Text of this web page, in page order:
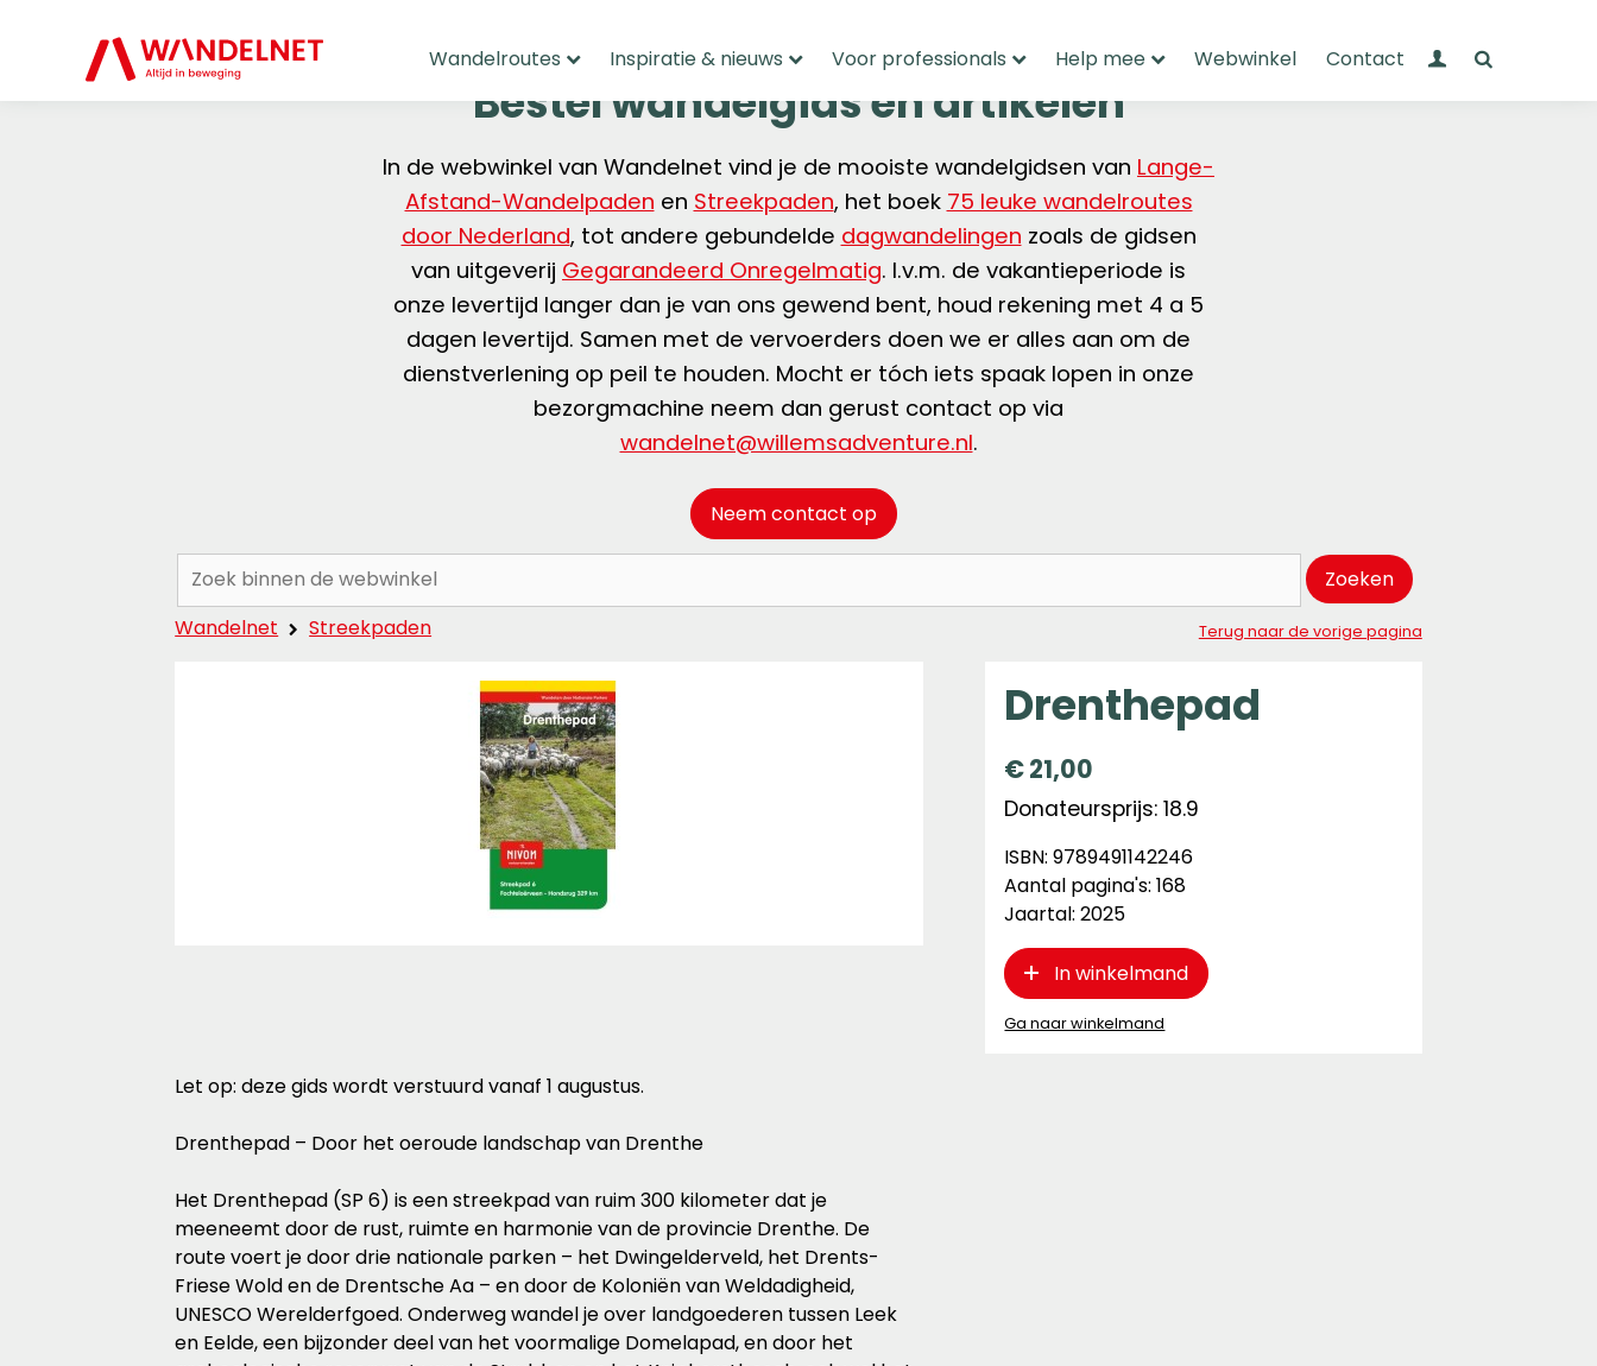
Wandelroutes Inspiratie & nieuws Voor professionals Help mee Webwinkel Contact Mijn Wandelnet
Bestel wandelgids en artikelen
In de webwinkel van Wandelnet vind je de mooiste wandelgidsen van Lange-
Afstand-Wandelpaden en Streekpaden, het boek 75 leuke wandelroutes
door Nederland, tot andere gebundelde dagwandelingen zoals de gidsen
van uitgeverij Gegarandeerd Onregelmatig. I.v.m. de vakantieperiode is
onze levertijd langer dan je van ons gewend bent, houd rekening met 4 a 5
dagen levertijd. Samen met de vervoerders doen we er alles aan om de
dienstverlening op peil te houden. Mocht er tóch iets spaak lopen in onze
bezorgmachine neem dan gerust contact op via
wandelnet@willemsadventure.nl.
Neem contact op
Zoeken:
Zoeken
Wandelnet
Streekpaden Terug naar de vorige pagina
Drenthepad
€21,00
Donateursprijs: 18.9
ISBN: 9789491142246
Aantal pagina's: 168
Jaartal: 2025
In winkelmand
Ga naar winkelmand
Let op: deze gids wordt verstuurd vanaf 1 augustus.
Drenthepad – Door het oeroude landschap van Drenthe
Het Drenthepad (SP 6) is een streekpad van ruim 300 kilometer dat je
meeneemt door de rust, ruimte en harmonie van de provincie Drenthe. De
route voert je door drie nationale parken – het Dwingelderveld, het Drents-
Friese Wold en de Drentsche Aa – en door de Koloniën van Weldadigheid,
UNESCO Werelderfgoed. Onderweg wandel je over landgoederen tussen Leek
en Eelde, een bijzonder deel van het voormalige Domelapad, en door het